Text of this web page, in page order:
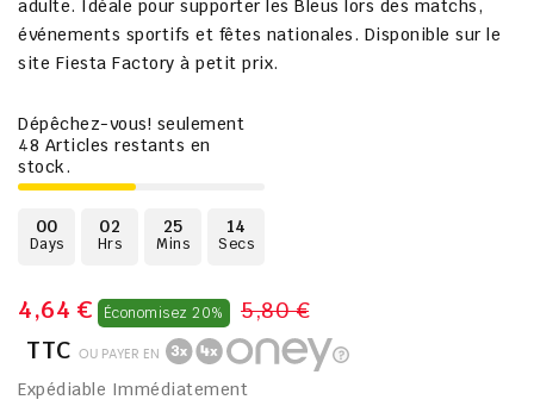
adulte. Idéale pour supporter les Bleus lors des matchs,
événements sportifs et fêtes nationales. Disponible sur le
site Fiesta Factory à petit prix.
Dépêchez-vous! seulement
48 Articles restants en
stock.
00
Days
02
Hrs
25
Mins
13
Secs
4,64 € Économisez 20% 5,80 €
TTC OU PAYER EN
Expédiable Immédiatement